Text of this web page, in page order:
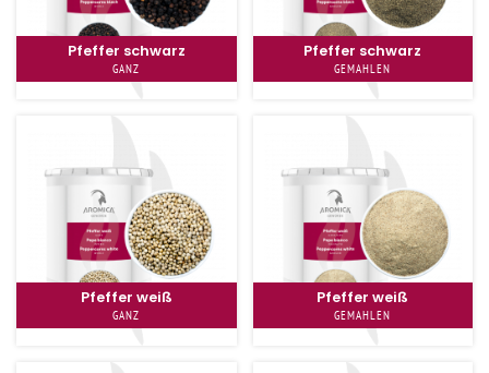
Pfeffer schwarz
GANZ
Pfeffer schwarz
GEMAHLEN
Pfeffer weiß
GANZ
Pfeffer weiß
GEMAHLEN